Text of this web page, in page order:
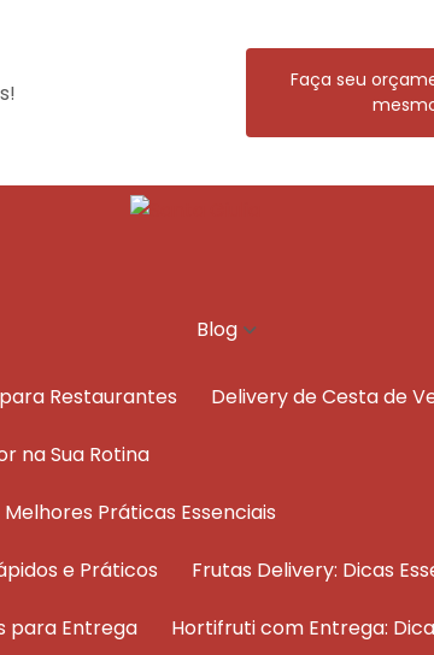
Faça seu
Blog
Restaurantes Delivery de Cesta de
na Sua Rotina
Práticas Essenciais
e Práticos Frutas Delivery: Dicas
para Entrega Hortifruti com Entrega: